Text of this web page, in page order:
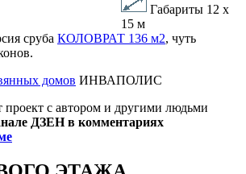
Габариты 12 х
15 м
сруба КОЛОВРАТ 136 м2, чуть
домов ИНВАПОЛИС
проект с автором и другими людьми
ДЗЕН в комментариях